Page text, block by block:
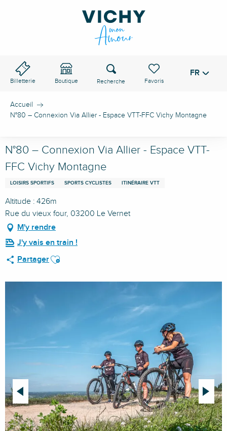
Billetterie Boutique
Voir les favoris
Recherche FR
Accueil
N°80 – Connexion Via Allier - Espace VTT-FFC Vichy Montagne
N°80 – Connexion Via Allier - Espace VTT-
FFC Vichy Montagne
LOISIRS SPORTIFS SPORTS CYCLISTES ITINÉRAIRE VTT
Altitude : 426m
Rue du vieux four, 03200 Le Vernet
M'y rendre
J'y vais en train !
PartagerAjouter aux favoris